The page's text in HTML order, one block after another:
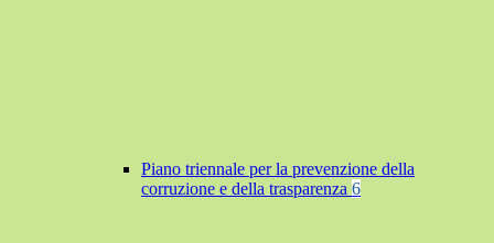
Piano triennale per la prevenzione della
corruzione e della trasparenza 6